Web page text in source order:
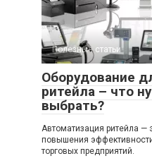
Полезные статьи
Оборудование
ритейла – что
выбрать?
Автоматизация ритейла —
повышения
торговых предприятий.